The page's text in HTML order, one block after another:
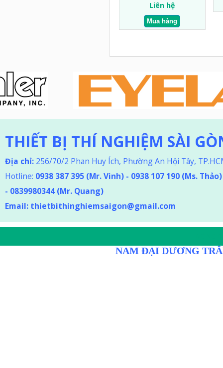
Liên hệ
THIẾT BỊ THÍ NGHIỆM SÀI
Địa chỉ: 256/70/2 Phan Huy Ích, Phường An Hội Tây,
Hotline: 0938 387 395 (Mr. Vinh) - 0938 107 190 (Ms. Thảo)
- 0839980344 (Mr. Quang)
Email: thietbithinghiemsaigon@gmail.com
NAM ĐẠI DƯƠNG